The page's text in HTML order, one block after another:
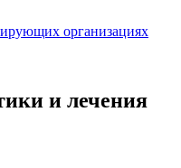
организациях
и лечения